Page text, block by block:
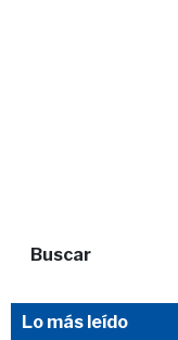
Buscar
Lo más leído